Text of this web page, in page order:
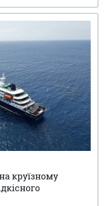
круїзному